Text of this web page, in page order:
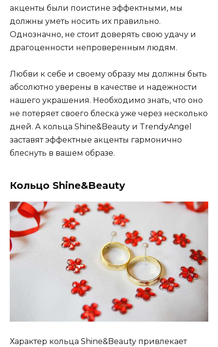
акценты были поистине эффектными, мы
должны уметь носить их правильно.
Однозначно, не стоит доверять свою удачу и
драгоценности непроверенным людям.
Любви к себе и своему образу мы должны быть
абсолютно уверены в качестве и надежности
нашего украшения. Необходимо знать, что оно
не потеряет своего блеска уже через несколько
дней. А кольца Shine&Beauty и TrendyAngel
заставят эффектные акценты гармонично
блеснуть в вашем образе.
Кольцо Shine&Beauty
Характер кольца Shine&Beauty привлекает